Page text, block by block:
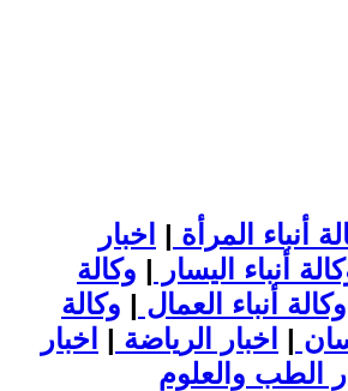
أنباء المرأة | اخبار
أنباء اليسار | وكالة
وكالة أنباء العمال | وكالة
| اخبار الرياضة | اخبار